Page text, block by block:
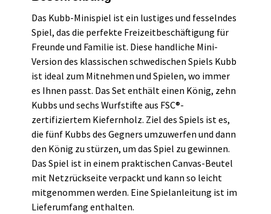
Das Kubb-Minispiel ist ein lustiges und fesselndes
Spiel, das die perfekte Freizeitbeschäftigung für
Freunde und Familie ist. Diese handliche Mini-
Version des klassischen schwedischen Spiels Kubb
ist ideal zum Mitnehmen und Spielen, wo immer
es Ihnen passt. Das Set enthält einen König, zehn
Kubbs und sechs Wurfstifte aus FSC®-
zertifiziertem Kiefernholz. Ziel des Spiels ist es,
die fünf Kubbs des Gegners umzuwerfen und dann
den König zu stürzen, um das Spiel zu gewinnen.
Das Spiel ist in einem praktischen Canvas-Beutel
mit Netzrückseite verpackt und kann so leicht
mitgenommen werden. Eine Spielanleitung ist im
Lieferumfang enthalten.